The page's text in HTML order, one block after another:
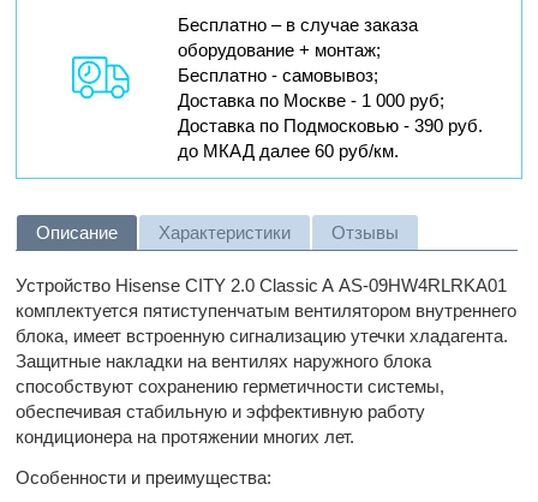
Бесплатно – в случае заказа
оборудование + монтаж;
Бесплатно - самовывоз;
Доставка по Москве - 1 000 руб;
Доставка по Подмосковью - 390 руб.
до МКАД далее 60 руб/км.
Описание Характеристики Отзывы
Устройство Hisense CITY 2.0 Classic A AS-09HW4RLRKA01
комплектуется пятиступенчатым вентилятором внутреннего
блока, имеет встроенную сигнализацию утечки хладагента.
Защитные накладки на вентилях наружного блока
способствуют сохранению герметичности системы,
обеспечивая стабильную и эффективную работу
кондиционера на протяжении многих лет.
Особенности и преимущества: